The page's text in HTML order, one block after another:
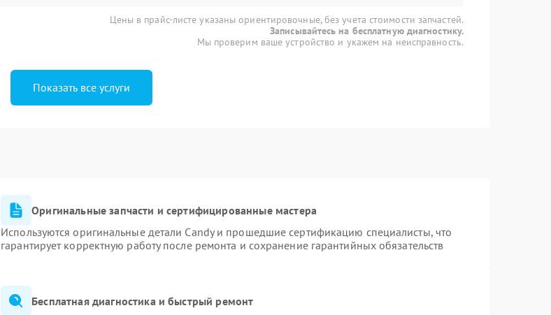
Цены в прайс-листе указаны ориентировочные, без учета стоимости запчастей.
Записывайтесь на бесплатную диагностику.
Мы проверим ваше устройство и укажем на неисправность.
Показать все услуги
Оригинальные запчасти и сертифицированные мастера
Используются оригинальные детали Candy и прошедшие сертификацию специалисты, что
гарантирует корректную работу после ремонта и сохранение гарантийных обязательств
Бесплатная диагностика и быстрый ремонт